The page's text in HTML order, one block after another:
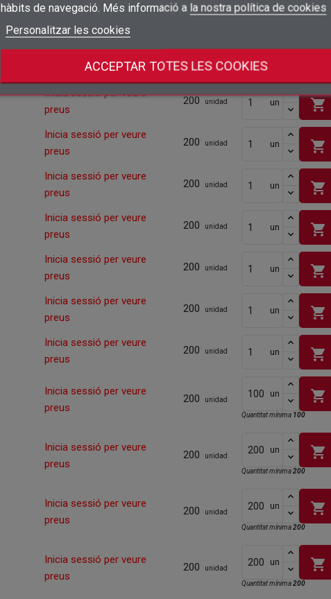
add_circle_outline
Crear una llista de desitjos
hàbits de navegació. Més informació a la nostra política de cookies
Personalitzar les cookies
ACCEPTAR TOTES LES COOKIES
preus
Quantitat mínima200
200 shopping_cart
Quantitat mínima
Inicia sessió per veure
preus
200 unidad un shopping_cart
Inicia sessió per veure
preus
200 unidad un shopping_cart
Inicia sessió per veure
preus
200 unidad un shopping_cart
Inicia sessió per veure
preus
200 unidad un shopping_cart
Inicia sessió per veure
preus
200 unidad un shopping_cart
Inicia sessió per veure
preus
200 unidad un shopping_cart
Inicia sessió per veure
preus
200 unidad un shopping_cart
Inicia sessió per veure
preus
200 unidad
un shopping_cart
Quantitat mínima 100
Inicia sessió per veure
preus
200 unidad
un shopping_cart
Quantitat mínima200
Inicia sessió per veure
preus
200 unidad
un shopping_cart
Quantitat mínima200
Inicia sessió per veure
preus
200 unidad
un shopping_cart
Quantitat mínima200